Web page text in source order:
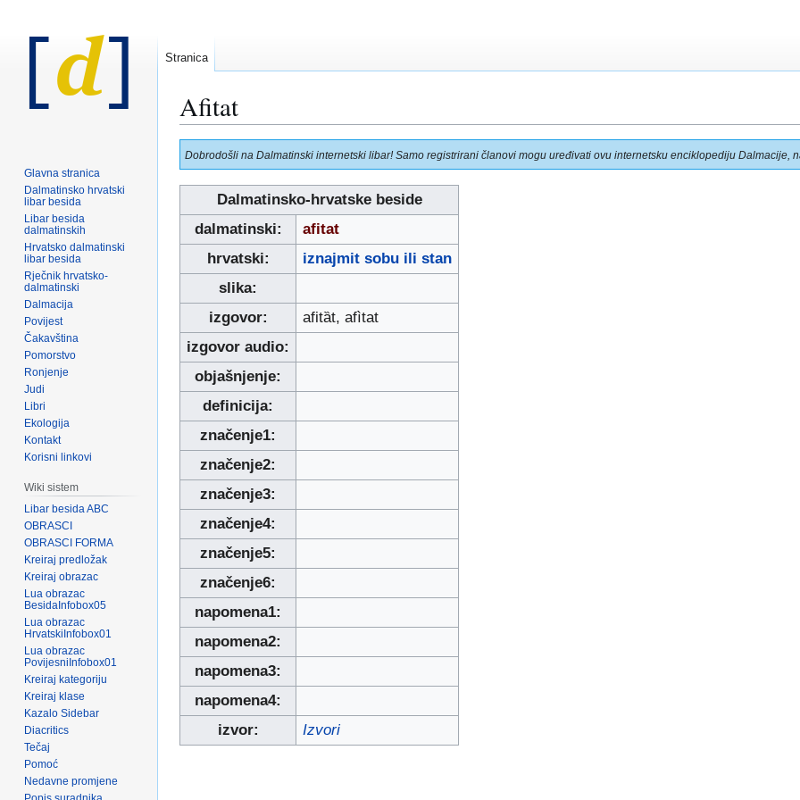
Afitat
Prijeđi
na
navigaciju
Prijeđi
na
pretraživanje
Dobrodošli na Dalmatinski internetski libar! Samo registrirani članovi mogu uređivati ovu internetsku enciklopediju Dalmacije,
Dalmatinsko-hrvatske beside
dalmatinski:
afitat
hrvatski:
iznajmit sobu ili stan
slika:
izgovor:
afitȁt, afìtat
izgovor audio:
objašnjenje:
definicija:
značenje1:
značenje2:
značenje3:
značenje4:
značenje5:
značenje6:
napomena1:
napomena2:
napomena3:
napomena4:
izvor:
Izvori
Stranica
Glavna stranica
Dalmatinsko hrvatski
libar besida
Libar besida
dalmatinskih
Hrvatsko dalmatinski
libar besida
Rječnik hrvatsko-
dalmatinski
Dalmacija
Povijest
Čakavština
Pomorstvo
Ronjenje
Judi
Libri
Ekologija
Kontakt
Korisni linkovi
Wiki sistem
Libar besida ABC
OBRASCI
OBRASCI FORMA
Kreiraj predložak
Kreiraj obrazac
Lua obrazac
BesidaInfobox05
Lua obrazac
HrvatskiInfobox01
Lua obrazac
PovijesniInfobox01
Kreiraj kategoriju
Kreiraj klase
Kazalo Sidebar
Diacritics
Tečaj
Pomoć
Nedavne promjene